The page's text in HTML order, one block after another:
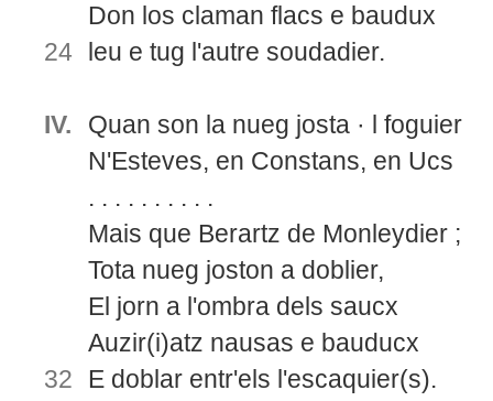
24
Don los claman flacs e baudux
leu e tug l'autre soudadier.
IV.
32
Quan son la nueg josta · l foguier
N'Esteves, en Constans, en Ucs
. . . . . . . . . .
Mais que Berartz de Monleydier ;
Tota nueg joston a doblier,
El jorn a l'ombra dels saucx
Auzir(i)atz nausas e bauducx
E doblar entr'els l'escaquier(s).